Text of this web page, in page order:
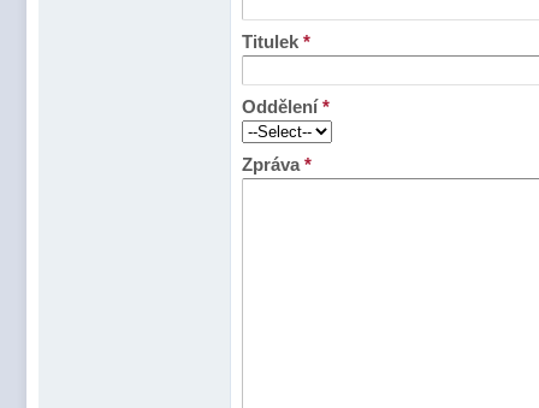
Titulek *
Oddělení*
Zpráva*